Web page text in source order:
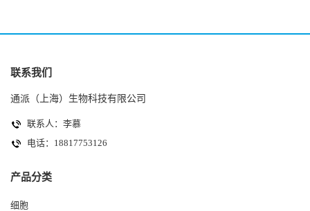
联系我们
通派（上海）生物科技有限公司
联系人：李慕
电话：18817753126
产品分类
细胞